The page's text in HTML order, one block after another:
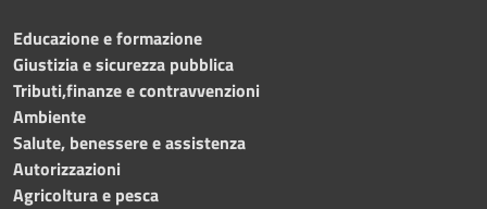
Educazione e formazione
Giustizia e sicurezza pubblica
Tributi,finanze e contravvenzioni
Ambiente
Salute, benessere e assistenza
Autorizzazioni
Agricoltura e pesca